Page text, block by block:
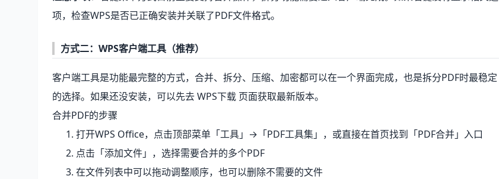
项，检查WPS是否已正确安装并关联了PDF文件格式。
方式二：WPS客户端工具（推荐）
客户端工具是功能最完整的方式，合并、拆分、压缩、加密都可以在一个界面完成，也是拆分PDF时最稳定
的选择。如果还没安装，可以先去WPS下载 页面获取最新版本。
合并PDF的步骤
打开WPS Office，点击顶部菜单「工具」→「PDF工具集」，或直接在首页找到「PDF合并」入口
点击「添加文件」，选择需要合并的多个PDF
在文件列表中可以拖动调整顺序，也可以删除不需要的文件